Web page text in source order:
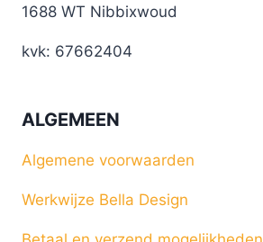
1688 WT Nibbixwoud
kvk: 67662404
ALGEMEEN
Algemene voorwaarden
Werkwijze Bella Design